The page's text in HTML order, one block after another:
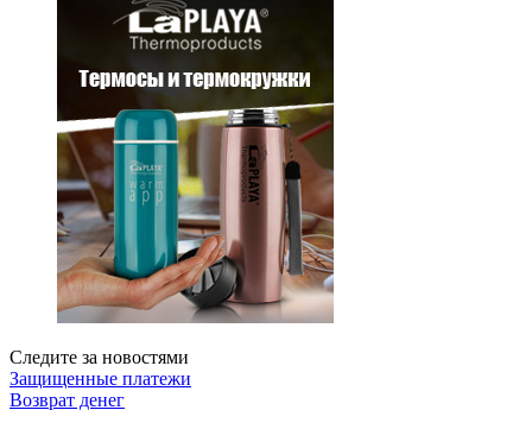
Следите за новостями
Защищенные платежи
Возврат денег